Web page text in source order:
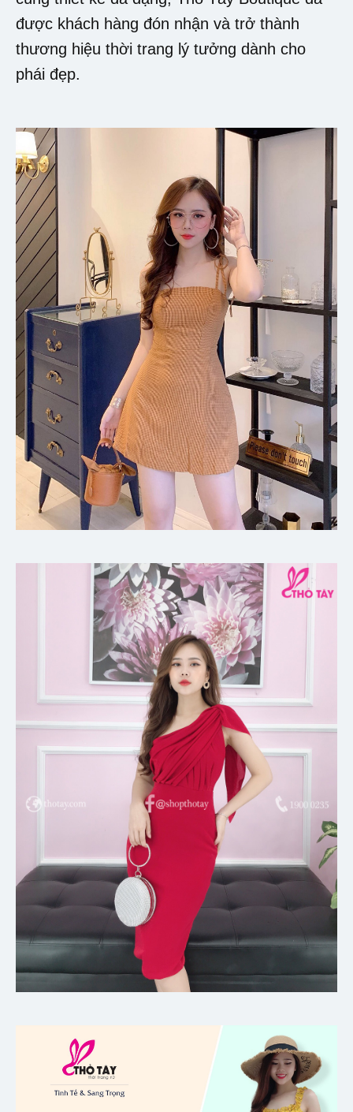
được khách hàng đón nhận và trở thành
thương hiệu thời trang lý tưởng dành cho
phái đẹp.